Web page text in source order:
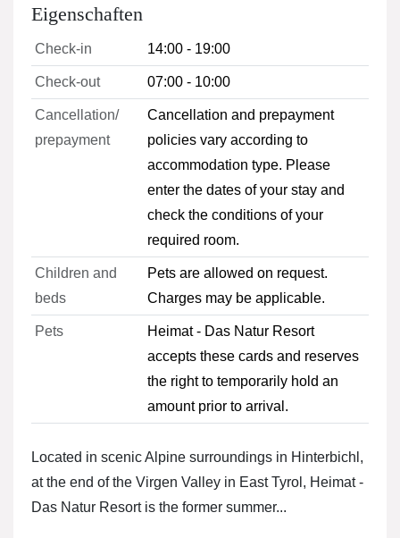
Eigenschaften
Check-in 14:00 - 19:00
Check-out 07:00 - 10:00
Cancellation/
prepayment
Cancellation and prepayment
policies vary according to
accommodation type. Please
enter the dates of your stay and
check the conditions of your
required room.
Children and
beds
Pets are allowed on request.
Charges may be applicable.
Pets
Heimat - Das Natur Resort
accepts these cards and reserves
the right to temporarily hold an
amount prior to arrival.
Located in scenic Alpine surroundings in Hinterbichl,
at the end of the Virgen Valley in East Tyrol, Heimat -
Das Natur Resort is the former summer...